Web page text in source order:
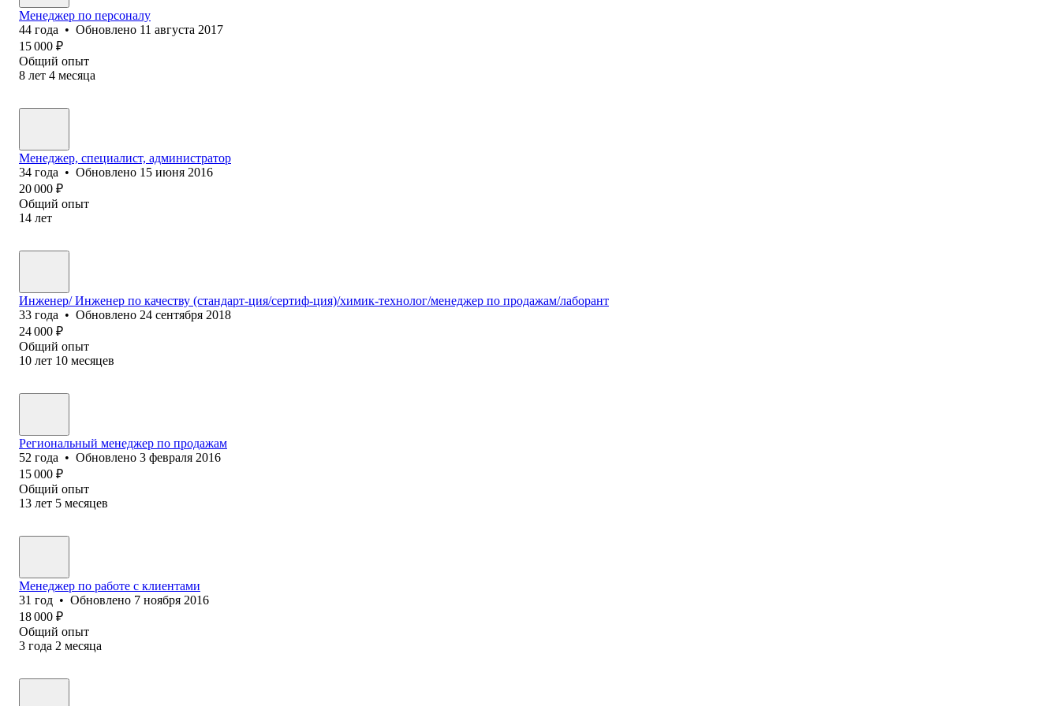
Менеджер по персоналу
44 года • Обновлено 11 августа 2017
15 000 ₽
Общий опыт
8 лет 4 месяца
Менеджер, специалист, администратор
34 года • Обновлено 15 июня 2016
20 000 ₽
Общий опыт
14 лет
Инженер/ Инженер по качеству (стандарт-ция/сертиф-ция)/химик-технолог/менеджер по продажам/лаборант
33 года • Обновлено 24 сентября 2018
24 000 ₽
Общий опыт
10 лет 10 месяцев
Региональный менеджер по продажам
52 года • Обновлено 3 февраля 2016
15 000 ₽
Общий опыт
13 лет 5 месяцев
Менеджер по работе с клиентами
31 год • Обновлено 7 ноября 2016
18 000 ₽
Общий опыт
3 года 2 месяца